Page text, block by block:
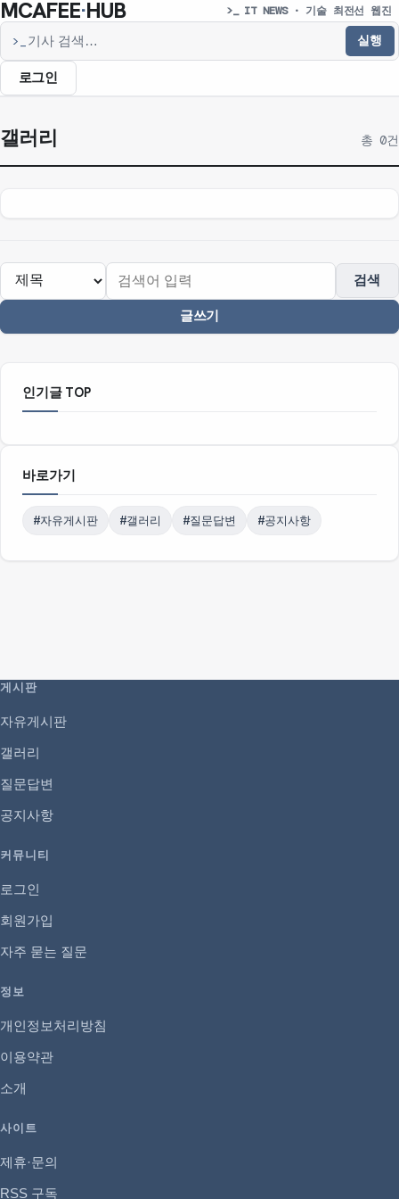
MCAFEE·HUB >_ IT NEWS · 기술 최전선 웹진
>_
기사 검색
실행
로그인
갤러리 총 0건
검색
글쓰기
인기글 TOP
바로가기
#자유게시판 #갤러리 #질문답변 #공지사항
게시판
자유게시판
갤러리
질문답변
공지사항
커뮤니티
로그인
회원가입
자주 묻는 질문
정보
개인정보처리방침
이용약관
소개
사이트
제휴·문의
RSS 구독